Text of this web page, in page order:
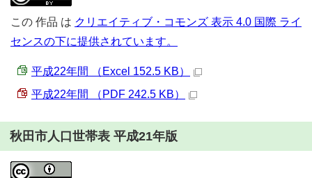
この 作品 は クリエイティブ・コモンズ 表示 4.0 国際 ライ
センスの下に提供されています。
平成22年間 （Excel 152.5 KB）
平成22年間 （PDF 242.5 KB）
秋田市人口世帯表 平成21年版